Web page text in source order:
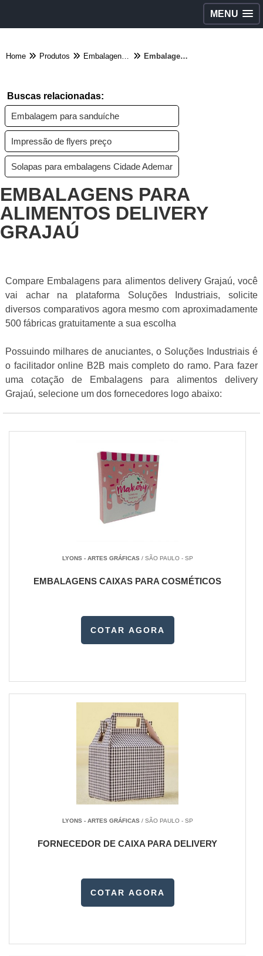
MENU
Home Produtos Embalagens diversas - Categoria Embalagens para alimentos delivery Grajaú
Buscas relacionadas:
Embalagem para sanduíche
Impressão de flyers preço
Solapas para embalagens Cidade Ademar
EMBALAGENS PARA
ALIMENTOS DELIVERY
GRAJAÚ
Compare Embalagens para alimentos delivery Grajaú, você
vai achar na plataforma Soluções Industriais, solicite
diversos comparativos agora mesmo com aproximadamente
500 fábricas gratuitamente a sua escolha
Possuindo milhares de anuciantes, o Soluções Industriais é
o facilitador online B2B mais completo do ramo. Para fazer
uma cotação de Embalagens para alimentos delivery
Grajaú, selecione um dos fornecedores logo abaixo:
LYONS - ARTES GRÁFICAS/ SÃO PAULO - SP
EMBALAGENS CAIXAS PARA COSMÉTICOS
COTAR AGORA
LYONS - ARTES GRÁFICAS/ SÃO PAULO - SP
FORNECEDOR DE CAIXA PARA DELIVERY
COTAR AGORA